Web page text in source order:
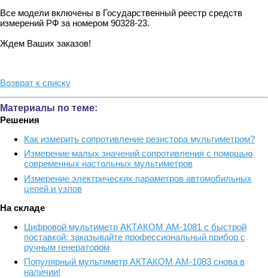
Все модели включены в Государственный реестр средств
измерений РФ за номером 90328-23.
Ждем Ваших заказов!
Возврат к списку
Материалы по теме:
Решения
Как измерить сопротивление резистора мультиметром?
Измерение малых значений сопротивления с помощью
современных настольных мультиметров
Измерение электрических параметров автомобильных
цепей и узлов
На складе
Цифровой мультиметр АКТАКОМ АМ-1081 с быстрой
поставкой: заказывайте профессиональный прибор с
ручным генератором
Популярный мультиметр АКТАКОМ АМ-1083 снова в
наличии!